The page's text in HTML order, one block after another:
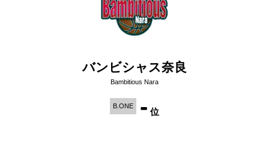
バンビシャス奈良
Bambitious Nara
B.ONE - 位